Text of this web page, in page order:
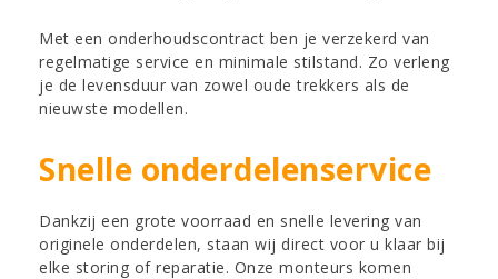
Met een onderhoudscontract ben je verzekerd van
regelmatige service en minimale stilstand. Zo verleng
je de levensduur van zowel oude trekkers als de
nieuwste modellen.
Snelle onderdelenservice
Dankzij een grote voorraad en snelle levering van
originele onderdelen, staan wij direct voor u klaar bij
elke storing of reparatie. Onze monteurs komen